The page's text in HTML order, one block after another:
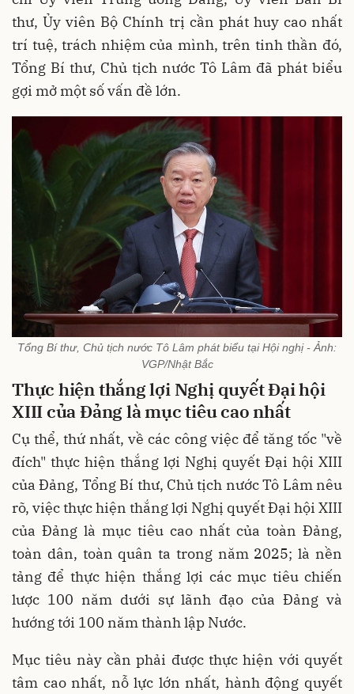
thư, Ủy viên Bộ Chính trị cần phát huy cao nhất
trí tuệ, trách nhiệm của mình, trên tinh thần đó,
Tổng Bí thư, Chủ tịch nước Tô Lâm đã phát biểu
gợi mở một số vấn đề lớn.
Tổng Bí thư, Chủ tịch nước Tô Lâm phát biểu tại Hội nghị - Ảnh:
VGP/Nhật Bắc
Thực hiện thắng lợi Nghị quyết Đại hội
XIII của Đảng là mục tiêu cao nhất
Cụ thể, thứ nhất, về các công việc để tăng tốc "về
đích" thực hiện thắng lợi Nghị quyết Đại hội XIII
của Đảng, Tổng Bí thư, Chủ tịch nước Tô Lâm nêu
rõ, việc thực hiện thắng lợi Nghị quyết Đại hội XIII
của Đảng là mục tiêu cao nhất của toàn Đảng,
toàn dân, toàn quân ta trong năm 2025; là nền
tảng để thực hiện thắng lợi các mục tiêu chiến
lược 100 năm dưới sự lãnh đạo của Đảng và
hướng tới 100 năm thành lập Nước.
Mục tiêu này cần phải được thực hiện với quyết
tâm cao nhất, nỗ lực lớn nhất, hành động quyết